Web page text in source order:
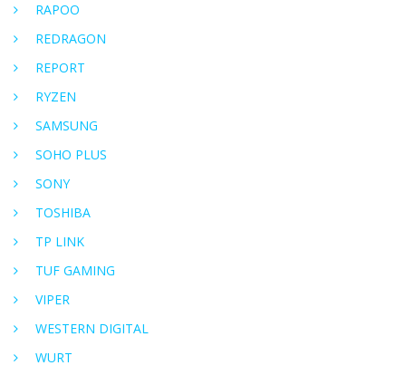
RAPOO
REDRAGON
REPORT
RYZEN
SAMSUNG
SOHO PLUS
SONY
TOSHIBA
TP LINK
TUF GAMING
VIPER
WESTERN DIGITAL
WURT